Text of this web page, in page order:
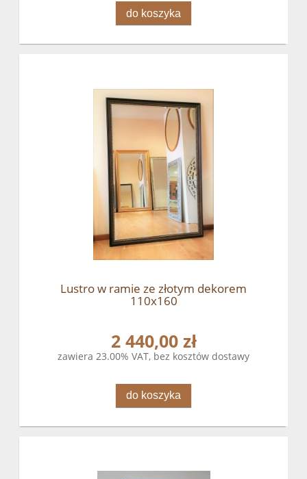
do koszyka
Lustro w ramie ze złotym dekorem
110x160
2 440,00 zł
zawiera 23.00% VAT, bez kosztów dostawy
do koszyka